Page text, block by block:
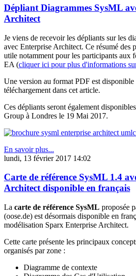
Dépliant Diagrammes SysML
Architect
Je viens de recevoir les dépliants sur les
avec Enterprise Architect. Ce résumé des
utile notamment pour les participants aux
EA (cliquer ici pour plus d'informations
Une version au format PDF est disponible
téléchargement dans cet article.
Ces dépliants seront également
Group à Londres le 19 Mai 2017.
En savoir plus...
lundi, 13 février 2017 14:02
Carte de référence SysML 1.4
Architect disponible en français
La carte de référence SysML proposée
(oose.de) est désormais disponible en
modélisation Sparx Enterprise Architect.
Cette carte présente les principaux
organisés par zone :
Diagramme de contexte